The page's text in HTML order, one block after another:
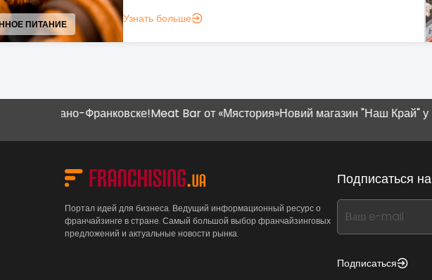
УСЛУГИ НАСЕЛЕНИЮ (B2C)
Франковске!Meat Bar от «Мястория»Новий магазин "Наш Край" у Цумані
Портал идей для бизнеса. Ведущий информационный ресурс о
франчайзинге в стране. Самый большой выбор франчайзинговых
предложений и актуальные новости рынка.
Подписаться
If
you
this,
Подписаться